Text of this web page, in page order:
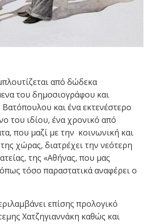
από δώδεκα
του δημοσιογράφου και
και ένα εκτενέστερο
του ιδίου, ένα χρονικό από
που μαζί με την κοινωνική και
χώρας, διατρέχει την νεότερη
της «Αθήνας, που μας
τόσο παραστατικά αναφέρει ο
επίσης προλογικό
Χατζηγιαννάκη καθώς και